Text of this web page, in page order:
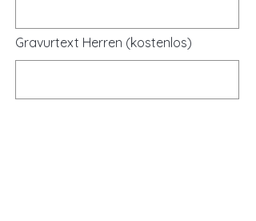
Gravurtext Herren (kostenlos)